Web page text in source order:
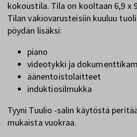
kokoustila. Tila on kooltaan 6,9 x
Tilan vakiovarusteisiin kuuluu
pöydän lisäksi:
piano
videotykki ja
äänentoistolaitteet
induktiosilmukka
Tyyni Tuulio -salin käytöstä
mukaista vuokraa.